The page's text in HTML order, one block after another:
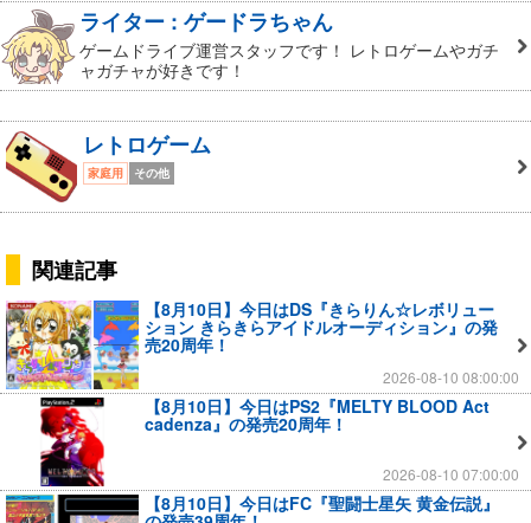
ライター : ゲードラちゃん
ゲームドライブ運営スタッフです！ レトロゲームやガチ
ャガチャが好きです！
レトロゲーム
家庭用 その他
関連記事
【8月10日】今日はDS『きらりん☆レボリュー
ション きらきらアイドルオーディション』の発
売20周年！
2026-08-10 08:00:00
【8月10日】今日はPS2『MELTY BLOOD Act
cadenza』の発売20周年！
2026-08-10 07:00:00
【8月10日】今日はFC『聖闘士星矢 黄金伝説』